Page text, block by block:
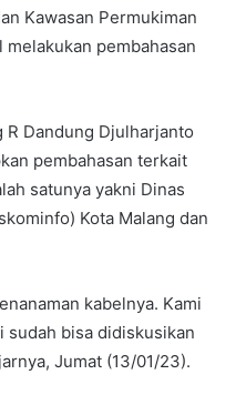
Kawasan Permukiman
melakukan pembahasan
R Dandung Djulharjanto
pembahasan terkait
satunya yakni Dinas
Kota Malang dan
kabelnya. Kami
sudah bisa didiskusikan
Jumat (13/01/23).